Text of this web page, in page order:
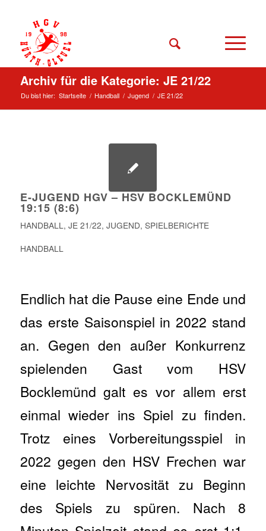
Archiv für die Kategorie: JE 21/22
Du bist hier: Startseite / Handball / Jugend / JE 21/22
E-JUGEND HGV – HSV BOCKLEMÜND
19:15 (8:6)
HANDBALL, JE 21/22, JUGEND, SPIELBERICHTE
HANDBALL
Endlich hat die Pause eine Ende und
das erste Saisonspiel in 2022 stand
an. Gegen den außer Konkurrenz
spielenden Gast vom HSV
Bocklemünd galt es vor allem erst
einmal wieder ins Spiel zu finden.
Trotz eines Vorbereitungsspiel in
2022 gegen den HSV Frechen war
eine leichte Nervosität zu Beginn
des Spiels zu spüren. Nach 8